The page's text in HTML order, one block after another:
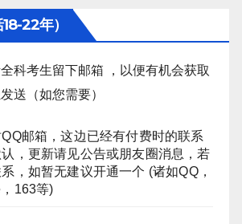
22年）
科考生留下邮箱 ，以便有机会获取
送（如您需要）
邮箱，这边已经有付费时的联系
，更新请见公告或朋友圈消息，若
，如暂无建议开通一个 (诸如QQ，
163等)